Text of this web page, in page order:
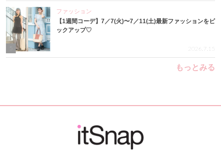
ファッション
【1週間コーデ】7／7(火)〜7／11(土)最新ファッションをピ
ックアップ♡
2026.7.15
もっとみる